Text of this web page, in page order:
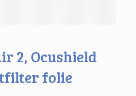
2, Ocushield
folie